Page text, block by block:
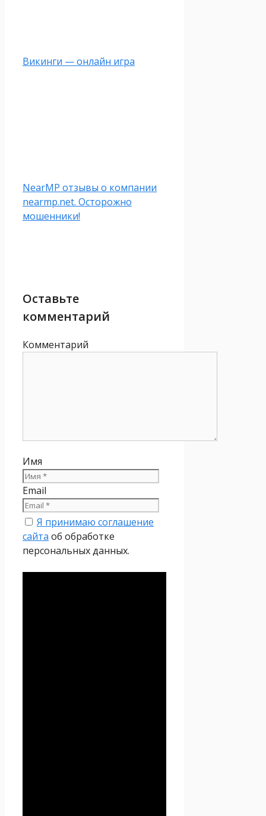
Викинги — онлайн игра
NearMP отзывы о компании
nearmp.net. Осторожно
мошенники!
Оставьте
комментарий
Комментарий
Имя
Email
Я принимаю соглашение
сайта об обработке
персональных данных.